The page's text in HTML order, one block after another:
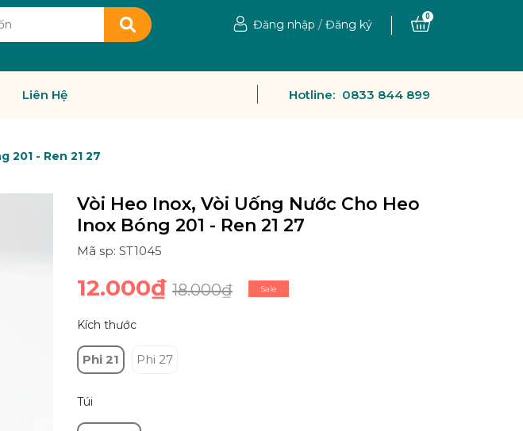
Đăng nhập / Đăng ký
0
Liên Hệ Hotline: 0833 844 899
201 - Ren 21 27
Vòi Heo Inox, Vòi Uống Nước Cho Heo
Inox Bóng 201 - Ren 21 27
Mã sp: ST1045
12.000₫ 18.000₫ Sale
Kích thước
Phi 21 Phi 27
Túi